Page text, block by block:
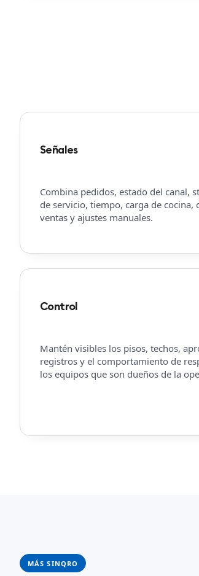
Señales
Combina pedidos, estado del canal,
de servicio, tiempo, carga de cocina,
ventas y ajustes manuales.
Control
Mantén visibles los pisos, techos,
registros y el comportamiento de
los equipos que son dueños de la
MÁS SINQRO